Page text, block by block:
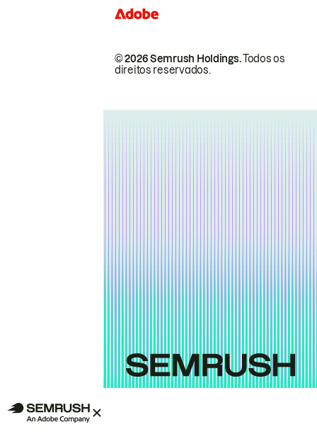
© 2026 Semrush Holdings.Todos os
direitos reservados.